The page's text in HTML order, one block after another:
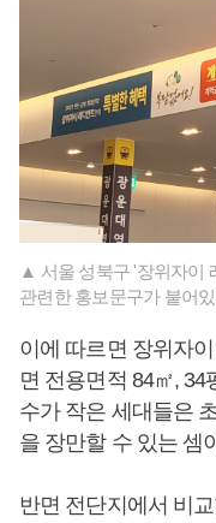
▲ 서울 성북구 '장위자이
관련한 홍보문구가 붙어
이에 따르면 장위자
면 전용면적 84㎡,
수가 작은 세대들은
을 장만할 수 있는 셈
반면 전단지에서 비